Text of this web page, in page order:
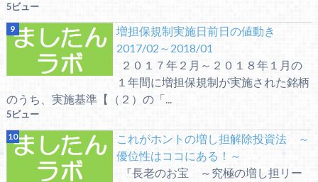
5ビュー
増担保規制実施日前日の値動き
2017/02～2018/01
２０１７年２月～２０１８年１月の
１年間に増担保規制が実施された銘柄
のうち、実施基準【（２）の「...
5ビュー
これがホントの増し担解除投資法 ～
優位性はココにある！～
『長老のお宝 ～究極の増し担リー